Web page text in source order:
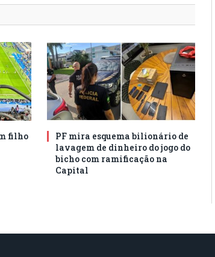
filho
PF mira esquema bilionário de
lavagem de dinheiro do jogo do
bicho com ramificação na
Capital